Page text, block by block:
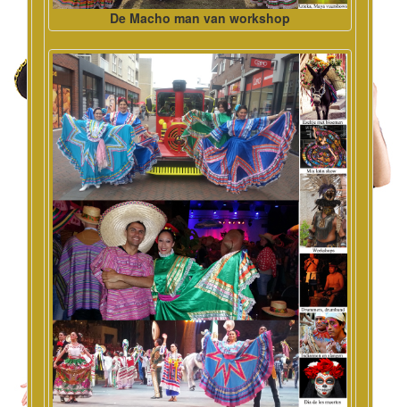
De Macho man van workshop